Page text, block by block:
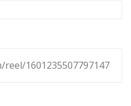
1601235507797147